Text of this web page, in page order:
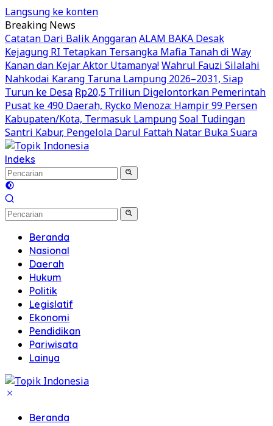
Langsung ke konten
Breaking News
Catatan Dari Balik AnggaranALAM BAKA Desak
Kejagung RI Tetapkan Tersangka Mafia Tanah di Way
Kanan dan Kejar Aktor Utamanya!Wahrul Fauzi Silalahi
Nahkodai Karang Taruna Lampung 2026–2031, Siap
Turun ke Desa Rp20,5 Triliun Digelontorkan Pemerintah
Pusat ke 490 Daerah, Rycko Menoza: Hampir 99 Persen
Kabupaten/Kota, Termasuk LampungSoal Tudingan
Santri Kabur, Pengelola Darul Fattah Natar Buka Suara
Indeks
Beranda
Nasional
Daerah
Hukum
Politik
Legislatif
Ekonomi
Pendidikan
Pariwisata
Lainya
Beranda